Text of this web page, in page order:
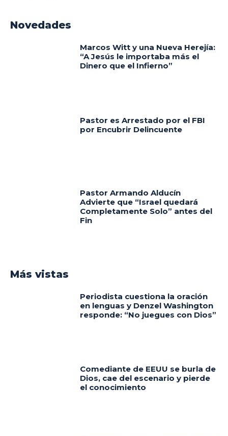
Novedades
Marcos Witt y una Nueva Herejía:
“A Jesús le importaba más el
Dinero que el Infierno”
Pastor es Arrestado por el FBI
por Encubrir Delincuente
Pastor Armando Alducín
Advierte que “Israel quedará
Completamente Solo” antes del
Fin
Más vistas
Periodista cuestiona la oración
en lenguas y Denzel Washington
responde: “No juegues con Dios”
Comediante de EEUU se burla de
Dios, cae del escenario y pierde
el conocimiento